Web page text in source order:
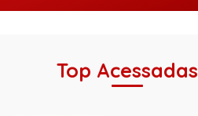
Top Acessadas